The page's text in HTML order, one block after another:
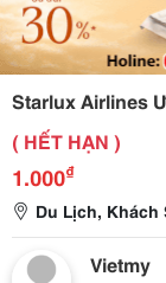
Starlux Airlines
( HẾT HẠN )
1.000₫
Du Lịch, Khách
Vietmy